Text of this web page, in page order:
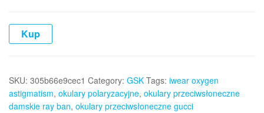
Kup
SKU: 305b66e9cec1 Category: GSK Tags: iwear oxygen
astigmatism, okulary polaryzacyjne, okulary przeciwsłoneczne
damskie ray ban, okulary przeciwsłoneczne gucci